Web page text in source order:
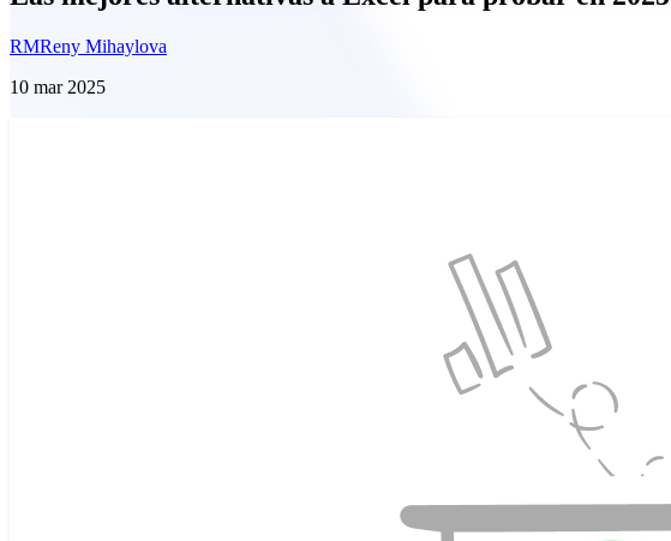
RMReny Mihaylova
10 mar 2025